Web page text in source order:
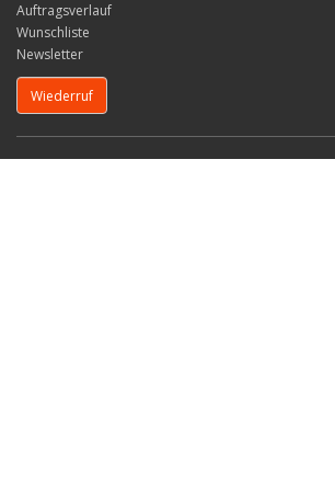
Auftragsverlauf
Wunschliste
Newsletter
Wiederruf